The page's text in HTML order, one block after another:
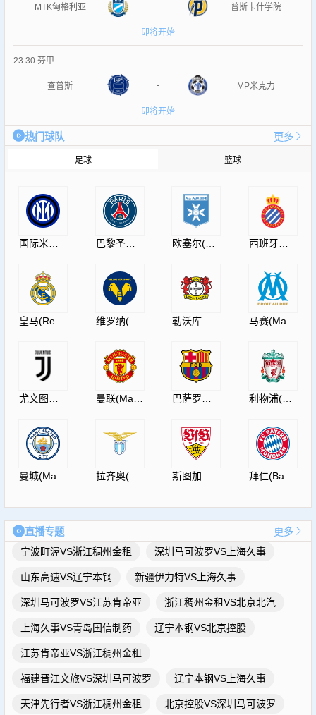
MTK匈格利亚 - 普斯卡什学院
即将开始
23:30 芬甲
查普斯 - MP米克力
即将开始
热门球队 更多
足球 篮球
巴黎圣日耳曼(PSG) 西班牙人(RCDEspanyol)
维罗纳(HellasVeronaF.C.)
利物浦(Liverpool)
拉齐奥(S.S.Lazio)
直播专题
更多
宁波町渥VS浙江稠州金租
深圳马可波罗VS上海久事
山东高速VS辽宁本钢 新疆伊力特VS上海久事
深圳马可波罗VS江苏肯帝亚 浙江稠州金租VS北京北汽
上海久事VS青岛国信制药 辽宁本钢VS北京控股
江苏肯帝亚VS浙江稠州金租
福建晋江文旅VS深圳马可波罗 辽宁本钢VS上海久事
天津先行者VS浙江稠州金租 北京控股VS深圳马可波罗